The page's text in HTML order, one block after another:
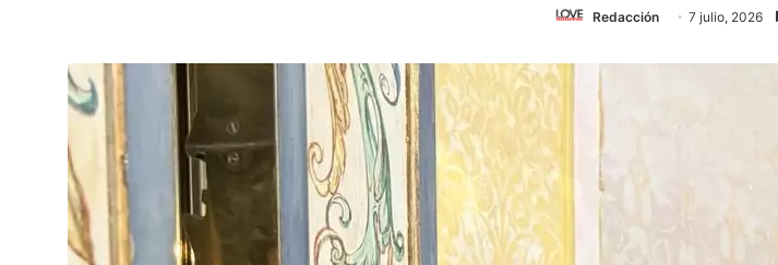
Redacción 7 julio, 2026